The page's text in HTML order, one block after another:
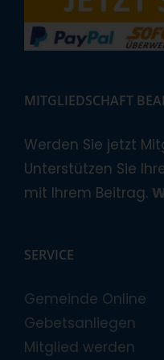
MITGLIEDSCHAFT
Werden Sie jetzt
Unterstützen Sie
mit Ihrem Beitrag.
SERVICE
Gemeinde Online
Gebetsanliegen
Mitglied werden